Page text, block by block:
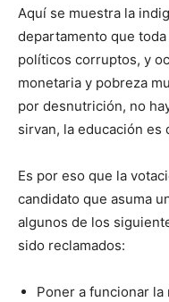
Aquí se muestra la
departamento que
políticos corruptos, y
monetaria y pobreza
por desnutrición, no
sirvan, la educación es
Es por eso que la
candidato que asuma
algunos de los
sido reclamados:
Poner a funcionar